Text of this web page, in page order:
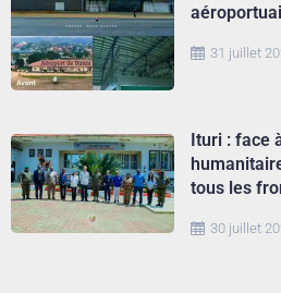
31 juillet
30 juillet
Ituri : face
tous les